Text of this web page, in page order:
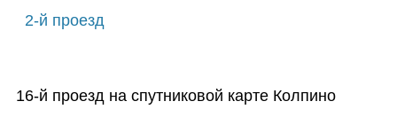
2-й проезд
16-й проезд на спутниковой карте Колпино